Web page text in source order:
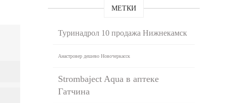
МЕТКИ
Туринадрол 10 продажа Нижнекамск
Анастровер дешево Новочеркасск
Strombaject Aqua в аптеке
Гатчина